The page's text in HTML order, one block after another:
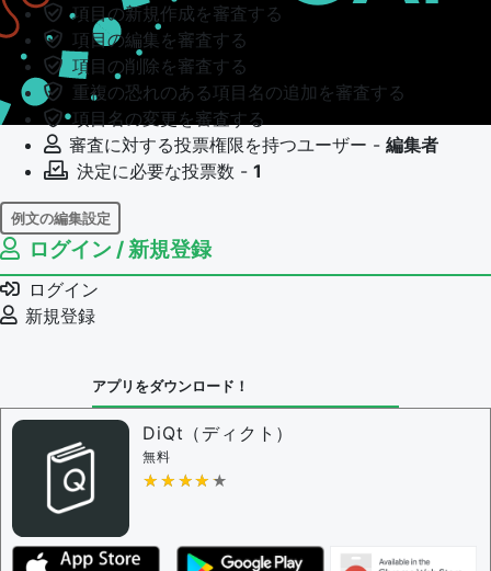
項目の新規作成を審査する
項目の編集を審査する
項目の削除を審査する
重複の恐れのある項目名の追加を審査する
項目名の変更を審査する
審査に対する投票権限を持つユーザー - 編集者
決定に必要な投票数 - 1
例文の編集設定
例文の編集権限を持つユーザー -
例文の編集を審査する
例文の削除を審査する
審査に対する投票権限を持つユーザー -
問題の編集権限を持つユーザー -
審査に対する投票権限を持つユーザー -
ザー
決定に必要な投票数 -
編集ガイドライン
ログイン / 新規登録
ログイン
新規登録
アプリをダウンロード！
DiQt（ディクト）
無料
★★★★★
★★★★★